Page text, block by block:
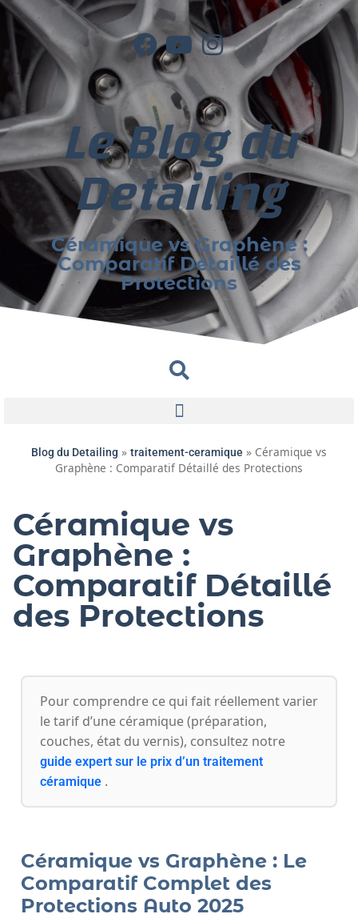
Le Blog du
Detailing
Céramique vs Graphène :
Comparatif Détaillé des
Protections
Blog du Detailing » traitement-ceramique » Céramique vs
Graphène : Comparatif Détaillé des Protections
Céramique vs
Graphène :
Comparatif Détaillé
des Protections
Pour comprendre ce qui fait réellement varier
le tarif d’une céramique (préparation,
couches, état du vernis), consultez notre
guide expert sur le prix d’un traitement
céramique .
Céramique vs Graphène : Le
Comparatif Complet des
Protections Auto 2025